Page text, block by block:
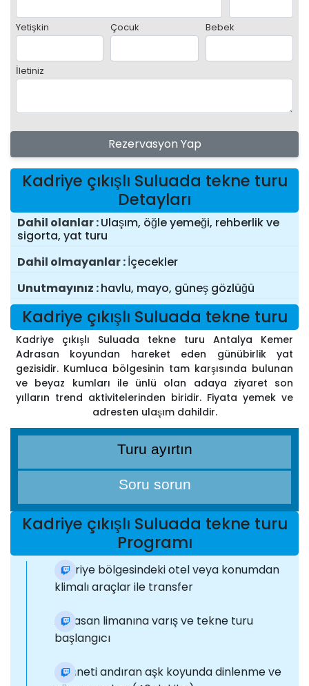
Yetişkin Çocuk Bebek
İletiniz
Rezervasyon Yap
Kadriye çıkışlı Suluada tekne turu
Detayları
Dahil olanlar Ulaşım, öğle yemeği, rehberlik ve
sigorta, yat turu
Dahil olmayanlar İçecekler
Unutmayınız havlu, mayo, güneş gözlüğü
Kadriye çıkışlı Suluada tekne turu
Kadriye çıkışlı Suluada tekne turu Antalya Kemer
Adrasan koyundan hareket eden günübirlik yat
gezisidir. Kumluca bölgesinin tam karşısında bulunan
ve beyaz kumları ile ünlü olan adaya ziyaret son
yılların trend aktivitelerinden biridir. Fiyata yemek ve
adresten ulaşım dahildir.
Turu ayırtın
Soru sorun
Kadriye çıkışlı Suluada tekne turu
Programı
Kadriye bölgesindeki otel veya konumdan
klimalı araçlar ile transfer
Adrasan limanına varış ve tekne turu
başlangıcı
Cenneti andıran aşk koyunda dinlenme ve